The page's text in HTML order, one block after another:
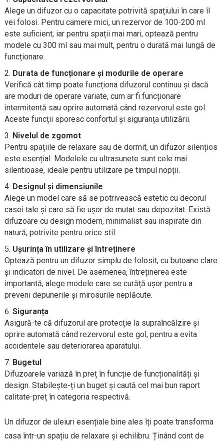
Alege un difuzor cu o capacitate potrivită spațiului în care îl
vei folosi. Pentru camere mici, un rezervor de 100-200 ml
este suficient, iar pentru spații mai mari, optează pentru
modele cu 300 ml sau mai mult, pentru o durată mai lungă de
funcționare.
Durata de funcționare și modurile de operare
Verifică cât timp poate funcționa difuzorul continuu și dacă
are moduri de operare variate, cum ar fi funcționare
intermitentă sau oprire automată când rezervorul este gol.
Aceste funcții sporesc confortul și siguranța utilizării.
Nivelul de zgomot
Pentru spațiile de relaxare sau de dormit, un difuzor silențios
este esențial. Modelele cu ultrasunete sunt cele mai
silentioase, ideale pentru utilizare pe timpul nopții.
Designul și dimensiunile
Alege un model care să se potrivească estetic cu decorul
casei tale și care să fie ușor de mutat sau depozitat. Există
difuzoare cu design modern, minimalist sau inspirate din
natură, potrivite pentru orice stil.
Ușurința în utilizare și întreținere
Optează pentru un difuzor simplu de folosit, cu butoane clare
și indicatori de nivel. De asemenea, întreținerea este
importantă; alege modele care se curăță ușor pentru a
preveni depunerile și mirosurile neplăcute.
Siguranța
Asigură-te că difuzorul are protecție la supraîncălzire și
oprire automată când rezervorul este gol, pentru a evita
accidentele sau deteriorarea aparatului.
Bugetul
Difuzoarele variază în preț în funcție de funcționalități și
design. Stabilește-ți un buget și caută cel mai bun raport
calitate-preț în categoria respectivă.
Un difuzor de uleiuri esențiale bine ales îți poate transforma
casa într-un spațiu de relaxare și echilibru. Ținând cont de